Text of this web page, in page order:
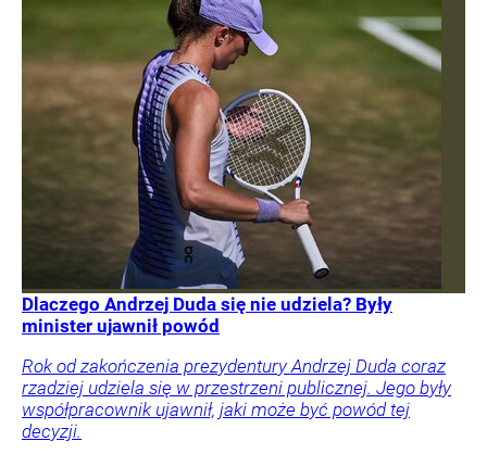
Dlaczego Andrzej Duda się nie udziela? Były
minister ujawnił powód
Rok od zakończenia prezydentury Andrzej Duda coraz
rzadziej udziela się w przestrzeni publicznej. Jego były
współpracownik ujawnił, jaki może być powód tej
decyzji.